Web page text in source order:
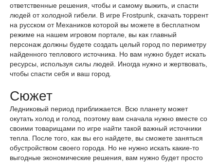
ответственные решения, чтобы и самому выжить, и спасти
людей от холодной гибели. В игре Frostpunk, скачать торрент
на русском от Механиков которой вы можете в бесплатном
режиме на нашем игровом портале, вы как главный
персонаж должны будете создать целый город по периметру
найденного теплового источника. Но вам нужно будет искать
ресурсы, используя силы людей. Иногда нужно и жертвовать,
чтобы спасти себя и ваш город.
Сюжет
Ледниковый период приближается. Всю планету может
окутать холод и голод, поэтому вам сначала нужно вместе со
своими товарищами по игре найти такой важный источники
тепла. После того, как вы его найдете, вы сможете заняться
обустройством своего города. Но не нужно искать какие-то
выгодные экономические решения, вам нужно будет просто